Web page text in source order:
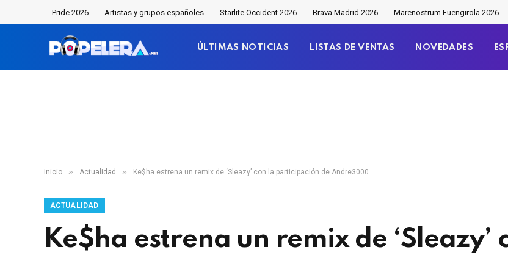
Pride 2026 Artistas y grupos españoles Starlite Occident 2026 Brava Madrid 2026 Marenostrum Fuengirola 2026
ÚLTIMAS NOTICIAS LISTAS DE VENTAS NOVEDADES
Inicio » Actualidad » Ke$ha estrena un remix de ‘Sleazy’ con la participación de Andre3000
ACTUALIDAD
Ke$ha estrena un remix de ‘Sleazy’